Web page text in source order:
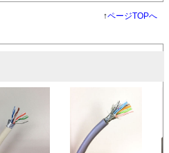
↑ページTOPへ